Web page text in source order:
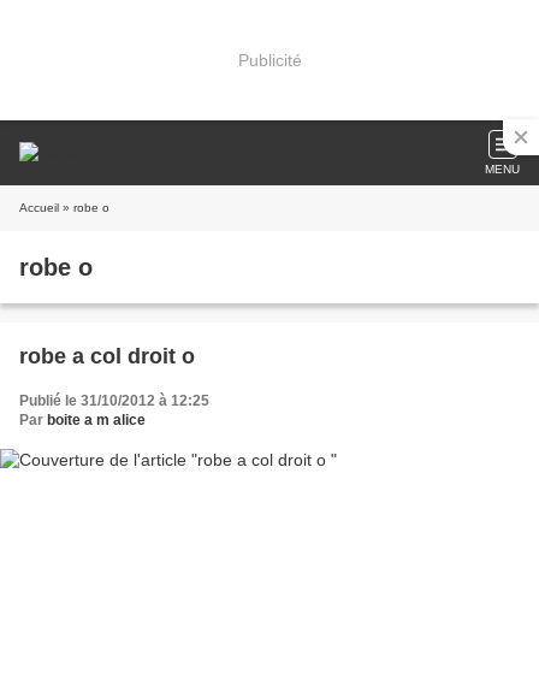
Publicité
MENU
Accueil » robe o
robe o
robe a col droit o
Publié le 31/10/2012 à 12:25
Par boite a m alice